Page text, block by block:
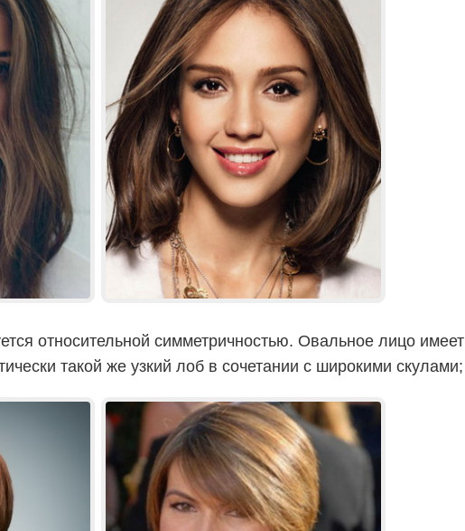
относительной симметричностью. Овальное лицо имеет
такой же узкий лоб в сочетании с широкими скулами;